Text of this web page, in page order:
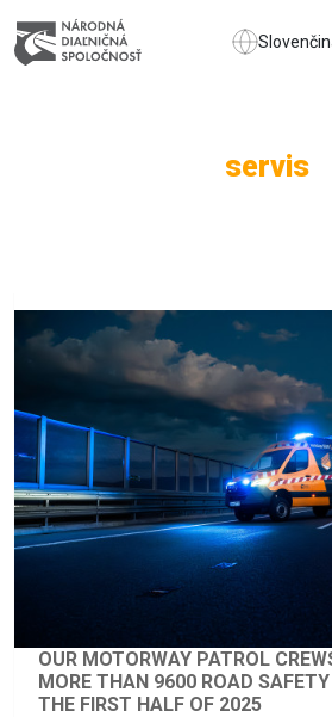
servis
OUR MOTORWAY PATROL
MORE THAN 9600 ROAD
THE FIRST HALF OF 2025